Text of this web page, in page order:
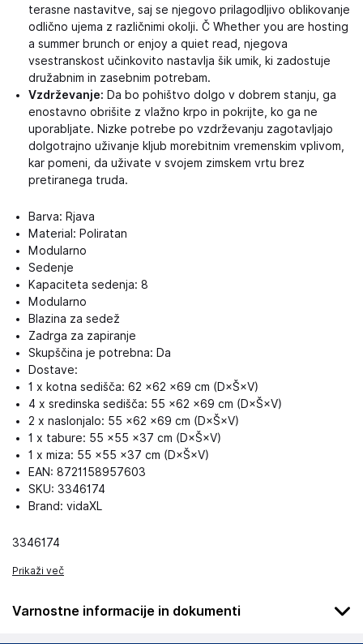
terasne nastavitve, saj se njegovo prilagodljivo oblikovanje
odlično ujema z različnimi okolji. Č Whether you are hosting
a summer brunch or enjoy a quiet read, njegova
vsestranskost učinkovito nastavlja šik umik, ki zadostuje
družabnim in zasebnim potrebam.
Vzdrževanje: Da bo pohištvo dolgo v dobrem stanju, ga
enostavno obrišite z vlažno krpo in pokrijte, ko ga ne
uporabljate. Nizke potrebe po vzdrževanju zagotavljajo
dolgotrajno uživanje kljub morebitnim vremenskim vplivom,
kar pomeni, da uživate v svojem zimskem vrtu brez
pretiranega truda.
Barva: Rjava
Material: Poliratan
Modularno
Sedenje
Kapaciteta sedenja: 8
Modularno
Blazina za sedež
Zadrga za zapiranje
Skupščina je potrebna: Da
Dostave:
1 x kotna sedišča: 62 ×62 ×69 cm (D×Š×V)
4 x sredinska sedišča: 55 ×62 ×69 cm (D×Š×V)
2 x naslonjalo: 55 ×62 ×69 cm (D×Š×V)
1 x tabure: 55 ×55 ×37 cm (D×Š×V)
1 x miza: 55 ×55 ×37 cm (D×Š×V)
EAN: 8721158957603
SKU: 3346174
Brand: vidaXL
3346174
Prikaži več
Varnostne informacije in dokumenti